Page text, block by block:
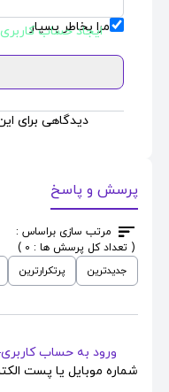
مرا بخاطر بسپار
ایجاد حساب
دیدگاهی برای
پرسش و پاسخ
مرتب سازی براساس :
( تعداد کل پرسش ها : 0 )
جدیدترین
پرتکرارترین
ورود به حساب کاربری
شماره موبایل یا پست